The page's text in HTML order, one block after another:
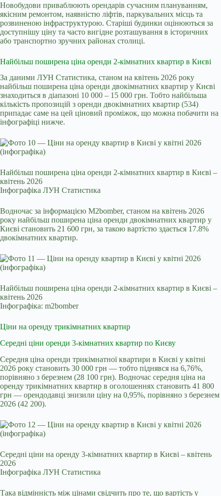
Новобудови приваблюють орендарів сучасним плануванням,
якісним ремонтом, наявністю ліфтів, паркувальних місць та
розвиненою інфраструктурою. Старіші будинки оцінюються за
доступнішу ціну та часто вигідне розташування в історичних
або транспортно зручних районах столиці.
Найбільш поширена ціна оренди 2-кімнатних квартир в Києві
За даними ЛУН Статистика, станом на квітень 2026 року
найбільш поширена ціна оренди двокімнатних квартир у Києві
знаходиться в діапазоні 10 000 – 15 000 грн. Тобто найбільша
кількість пропозицій з оренди двокімнатних квартир (534)
припадає саме на цей ціновий проміжок, що можна побачити на
інфографіці нижче.
Найбільш поширена ціна оренди 2-кімнатних квартир в Києві –
квітень 2026
Інфографіка ЛУН Статистика
Водночас за інформацією M2bomber, станом на квітень 2026
року найбільш поширена ціна оренди двокімнатних квартир у
Києві становить 21 600 грн, за такою вартістю здається 17.8%
двокімнатних квартир.
Найбільш поширена ціна оренди 2-кімнатних квартир в Києві –
квітень 2026
Інфографіка: m2bomber
Ціни на оренду трикімнатних квартир
Середні ціни оренди 3-кімнатних квартир по Києву
Середня ціна оренди трикімнатної квартири в Києві у квітні
2026 року становить 30 000 грн — тобто піднявся на 6,76%,
порівняно з березнем (28 100 грн). Водночас середня ціна на
оренду трикімнатних квартир в оголошеннях становить 41 800
грн — орендодавці знизили ціну на 0,95%, порівняно з березнем
2026 (42 200).
Середні ціни на оренду 3-кімнатних квартир в Києві – квітень
2026
Інфографіка ЛУН Статистика
Така відмінність між цінами свідчить про те, що вартість у